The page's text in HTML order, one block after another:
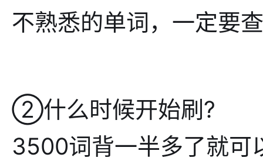
不熟悉的单词，一定要
②什么时候开始刷?
3500词背一半多了就可